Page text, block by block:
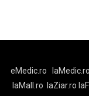
eMedic.ro laMedic.ro
laMall.ro
laZiar.ro